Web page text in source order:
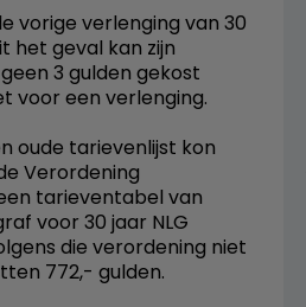
vorige verlenging van 30
het geval kan zijn
3 gulden gekost
voor een verlenging.
oude tarievenlijst kon
Verordening
tarieventabel van
voor 30 jaar NLG
die verordening niet
772,- gulden.